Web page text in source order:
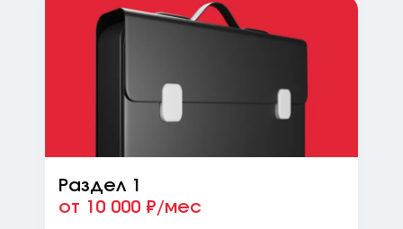
Раздел 1
от 10 000 ₽/мес